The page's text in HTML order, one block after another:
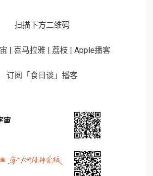
扫描下方二维码
| 喜马拉雅 | 荔枝 | Apple播客
订阅「食日谈」播客